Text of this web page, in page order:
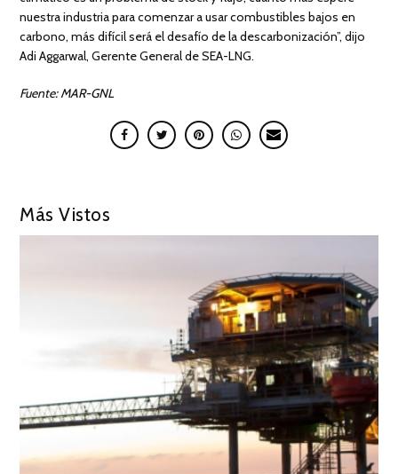
nuestra industria para comenzar a usar combustibles bajos en
carbono, más difícil será el desafío de la descarbonización”, dijo
Adi Aggarwal, Gerente General de SEA-LNG.
Fuente: MAR-GNL
Más Vistos